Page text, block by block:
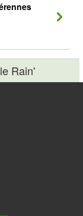
Rain'